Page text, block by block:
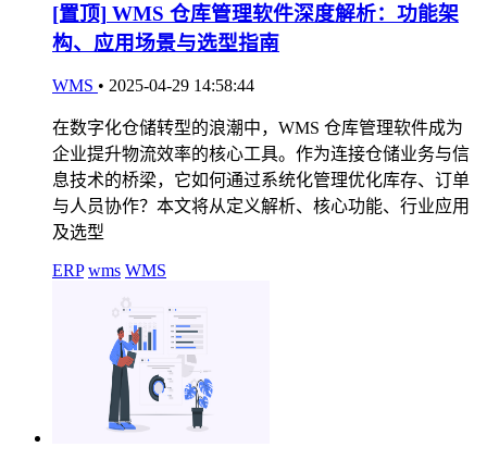
[置顶] WMS 仓库管理软件深度解析：功能架
构、应用场景与选型指南
WMS • 2025-04-29 14:58:44
在数字化仓储转型的浪潮中，WMS 仓库管理软件成为
企业提升物流效率的核心工具。作为连接仓储业务与信
息技术的桥梁，它如何通过系统化管理优化库存、订单
与人员协作？本文将从定义解析、核心功能、行业应用
及选型
ERP wms WMS